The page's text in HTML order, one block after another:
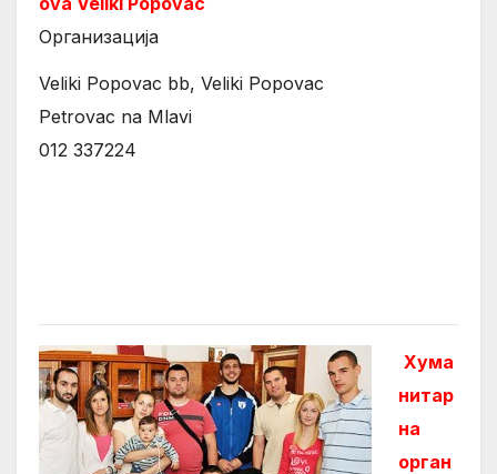
Организација
Veliki Popovac bb, Veliki Popovac
Petrovac na Mlavi
012 337224
Хума
нитар
на
орган